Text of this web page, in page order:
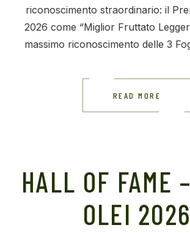
riconoscimento straordinario: il
2026 come “Miglior Fruttato
massimo riconoscimento delle 3
READ MORE
HALL OF FAME
OLEI 2026